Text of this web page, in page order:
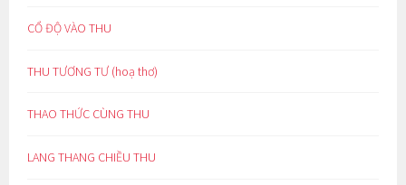
CỔ ĐỘ VÀO THU
THU TƯƠNG TƯ (hoạ thơ)
THAO THỨC CÙNG THU
LANG THANG CHIỀU THU